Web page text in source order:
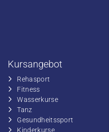
Kursangebot
​Rehasport
​​Fitness
​​Wasserkurse
​​Tanz
​Gesundheitssport